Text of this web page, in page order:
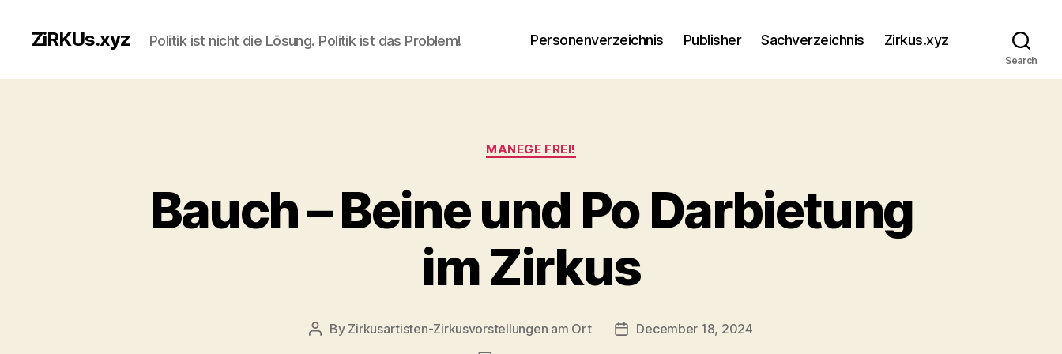
ZiRKUs.xyz Politik ist nicht die Lösung. Politik ist das Problem! Personenverzeichnis Publisher Sachverzeichnis Zirkus.xyz
Search
Categories
MANEGE FREI!
Bauch – Beine und Po Darbietung
im Zirkus
Post
By Zirkusartisten-Zirkusvorstellungen am Ort
PostDecember 18, 2024